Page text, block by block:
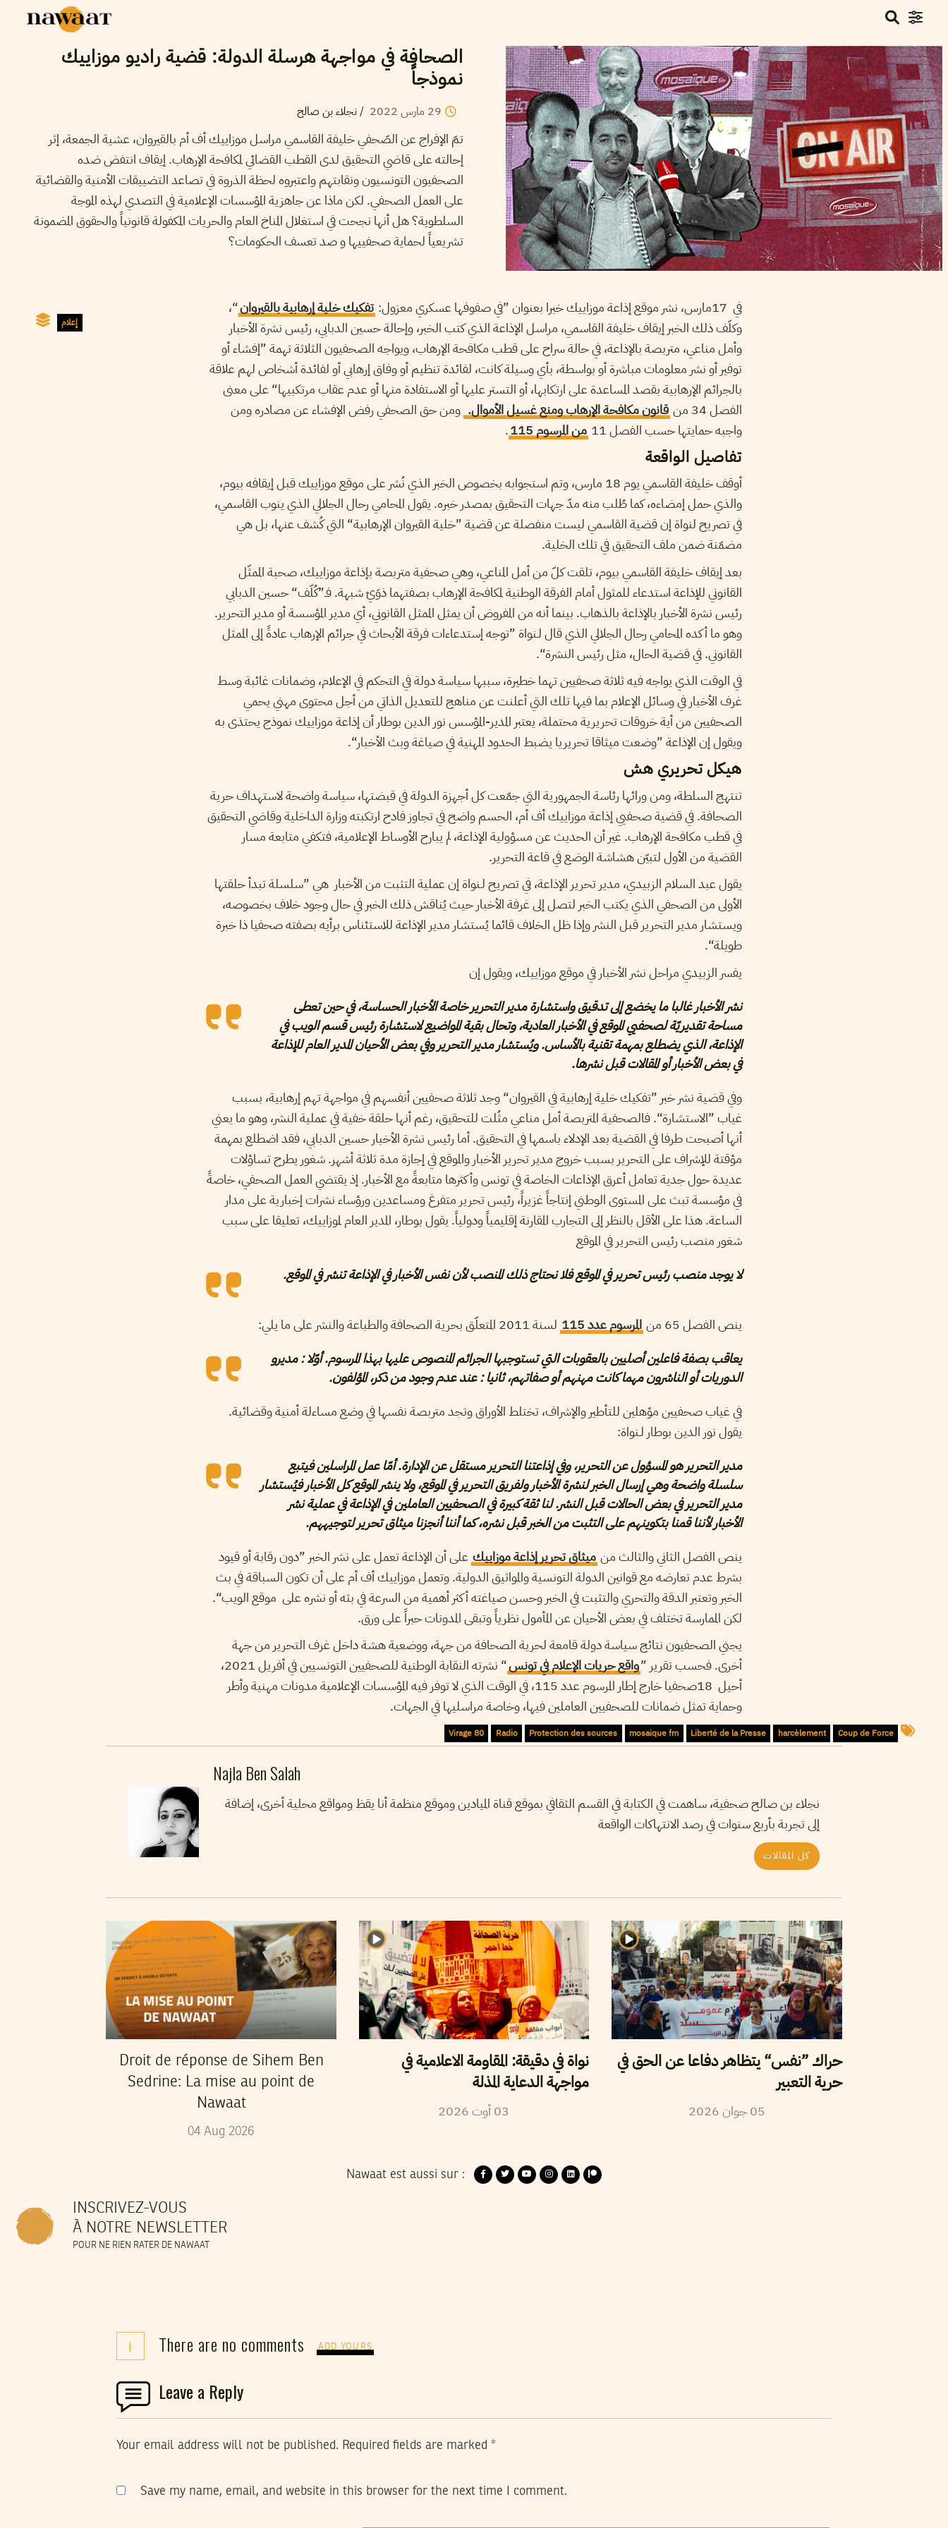
الصحافة في مواجهة هرسلة الدولة: قضية راديو موزاييك
نموذجاً
29 مارس 2022
/نجلاء بن صالح
تمّ الإفراج عن الصّحفي خليفة القاسمي مراسل موزاييك أف أم بالقيروان، عشية الجمعة، إثر
إحالته على قاضي التحقيق لدى القطب القضائي لمكافحة الإرهاب. إيقاف انتفض ضده
الصحفيون التونسيون ونقابتهم واعتبروه لحظة الذروة في تصاعد التضييقات الأمنية والقضائية
على العمل الصحفي. لكن ماذا عن جاهزية المؤسسات الإعلامية في التصدي لهذه الموجة
السلطوية؟ هل أنها نجحت في استغلال المناخ العام والحريات المكفولة قانونياً والحقوق المضمونة
تشريعياً لحماية صحفييها و صد تعسف الحكومات؟
إعلام
في 17مارس، نشر موقع إذاعة موزاييك خبرا بعنوان ”في صفوفها عسكري معزول: تفكيك خلية إرهابية بالقيروان“،
وكلّف ذلك الخبر إيقاف خليفة القاسمي، مراسل الإذاعة الذي كتب الخبر، وإحالة حسين الدبابي، رئيس نشرة الأخبار
وأمل مناعي، متربصة بالإذاعة، في حالة سراح على قطب مكافحة الإرهاب، ويواجه الصحفيون الثلاثة تهمة ”إفشاء أو
توفير أو نشر معلومات مباشرة أو بواسطة، بأي وسيلة كانت، لفائدة تنظيم أو وفاق إرهابي أو لفائدة أشخاص لهم علاقة
بالجرائم الإرهابية بقصد المساعدة على ارتكابها، أو التستر عليها أو الاستفادة منها أو عدم عقاب مرتكبيها“ على معنى
الفصل 34 من
قانون مكافحة الإرهاب ومنع غسيل الأموال. ومن حق الصحفي رفض الإفشاء عن مصادره ومن
واجبه حمايتها حسب الفصل 11
من المرسوم 115 .
تفاصيل الواقعة
أوقف خليفة القاسمي يوم 18 مارس، وتم استجوابه بخصوص الخبر الذي نُشر على موقع موزاييك قبل إيقافه بيوم،
والذي حمل إمضاءه، كما طُلب منه مدّ جهات التحقيق بمصدر خبره. يقول المحامي رحال الجلالي الذي ينوب القاسمي،
في تصريح لنواة إن قضية القاسمي ليست منفصلة عن قضية ”خلية القيروان الإرهابية“ التي كُشف عنها، بل هي
مضمّنة ضمن ملف التحقيق في تلك الخلية.
بعد إيقاف خليفة القاسمي بيوم، تلقت كلّ من أمل المناعي، وهي صحفية متربصة بإذاعة موزاييك، صحبة الممثّل
القانوني للإذاعة استدعاء للمثول أمام الفرقة الوطنية لمكافحة الإرهاب بصفتهما ذوَيْ شبهة. فـ”كُلّف“ حسين الدبابي
رئيس نشرة الأخبار بالإذاعة بالذهاب. بينما أنه من المفروض أن يمثل الممثل القانوني، أي مدير المؤسسة أو مدير التحرير.
وهو ما أكده المحامي رحال الجلالي الذي قال لـنواة ”توجه إستدعاءات فرقة الأبحاث في جرائم الإرهاب عادةً إلى الممثل
القانوني. في قضية الحال، مثل رئيس النشرة“.
في الوقت الذي يواجه فيه ثلاثة صحفيين تهما خطيرة، سببها سياسة دولة في التحكم في الإعلام، وضمانات غائبة وسط
غرف الأخبار في وسائل الإعلام بما فيها تلك التي أعلنت عن مناهج للتعديل الذاتي من أجل محتوى مهني يحمي
الصحفيين من أية خروقات تحريرية محتملة، يعتبر المدير-المؤسس نور الدين بوطار أن إذاعة موزاييك نموذج يحتذى به
ويقول إن الإذاعة ”وضعت ميثاقا تحريريا يضبط الحدود المهنية في صياغة وبث الأخبار“.
هيكل تحريري هش
تنتهج السلطة، ومن ورائها رئاسة الجمهورية التي جمّعت كل أجهزة الدولة في قبضتها، سياسة واضحة لاستهداف حرية
الصحافة. في قضية صحفيي إذاعة موزاييك أف أم، الحسم واضح في تجاوز فادح ارتكبته وزارة الداخلية وقاضي التحقيق
في قطب مكافحة الإرهاب. غير أن الحديث عن مسؤولية الإذاعة، لم يبارح الأوساط الإعلامية، فتكفي متابعة مسار
القضية من الأول لتبيّن هشاشة الوضع في قاعة التحرير.
يقول عبد السلام الزبيدي، مدير تحرير الإذاعة، في تصريح لـنواة إن عملية التثبت من الأخبار هي ”سلسلة تبدأ حلقتها
الأولى من الصحفي الذي يكتب الخبر لتصل إلى غرفة الأخبار حيث يُناقش ذلك الخبر في حال وجود خلاف بخصوصه،
ويستشار مدير التحرير قبل النشر وإذا ظل الخلاف قائما يُستشار مدير الإذاعة للاستئناس برأيه بصفته صحفيا ذا خبرة
طويلة“.
يفسر الزبيدي مراحل نشر الأخبار في موقع موزاييك، ويقول إن
نشر الأخبار غالبا ما يخضع إلى تدقيق واستشارة مدير التحرير خاصة الأخبار الحساسة، في حين تعطى
مساحة تقديريّة لصحفيي الموقع في الأخبار العادية، وتحال بقية المواضيع لاستشارة رئيس قسم الويب في
الإذاعة، الذي يضطلع بمهمة تقنية بالأساس. ويُستشار مدير التحرير وفي بعض الأحيان المدير العام للإذاعة
في بعض الأخبار أو المقالات قبل نشرها.
وفي قضية نشر خبر ”تفكيك خلية إرهابية في القيروان“ وجد ثلاثة صحفيين أنفسهم في مواجهة تهم إرهابية، بسبب
غياب ”الاستشارة“. فالصحفية المتربصة أمل مناعي مثُلت للتحقيق، رغم أنها حلقة خفية في عملية النشر، وهو ما يعني
أنها أصبحت طرفا في القضية بعد الإدلاء باسمها في التحقيق. أما رئيس نشرة الأخبار حسين الدبابي، فقد اضطلع بمهمة
مؤقتة للإشراف على التحرير بسبب خروج مدير تحرير الأخبار والموقع في إجازة مدة ثلاثة أشهر. شغور يطرح تساؤلات
عديدة حول جدية تعامل أعرق الإذاعات الخاصة في تونس وأكثرها متابعةً مع الأخبار. إذ يقتضي العمل الصحفي، خاصةً
في مؤسسة تبث على المستوى الوطني إنتاجاً غزيراً، رئيس تحرير متفرغ ومساعدين ورؤساء نشرات إخبارية على مدار
الساعة. هذا على الأقل بالنظر إلى التجارب المقارنة إقليمياً ودولياً. يقول بوطار، المدير العام لموزاييك، تعليقا على سبب
شغور منصب رئيس التحرير في الموقع
لا يوجد منصب رئيس تحرير في الموقع فلا نحتاج ذلك المنصب لأن نفس الأخبار في الإذاعة تنشر في الموقع.
ينص الفصل 65 من المرسوم عدد 115
لسنة 2011 المتعلّق بحرية الصحافة والطباعة والنشر على ما يلي:
يعاقب بصفة فاعلين أصليين بالعقوبات التي تستوجبها الجرائم المنصوص عليها بهذا المرسوم. أوّلا : مديرو
الدوريات أو الناشرون مهما كانت مهنهم أو صفاتهم، ثانيا : عند عدم وجود من ذكر، المؤلفون.
في غياب صحفيين مؤهلين للتأطير والإشراف، تختلط الأوراق وتجد متربصة نفسها في وضع مساءلة أمنية وقضائية.
يقول نور الدين بوطار لـنواة:
مدير التحرير هو المسؤول عن التحرير، وفي إذاعتنا التحرير مستقل عن الإدارة. أمّا عمل المراسلين فيتبع
سلسلة واضحة وهي إرسال الخبر لنشرة الأخبار ولفريق التحرير في الموقع، ولا ينشر الموقع كل الأخبار فيُستشار
مدير التحرير في بعض الحالات قبل النشر. لنا ثقة كبيرة في الصحفيين العاملين في الإذاعة في عملية نشر
الأخبار لأننا قمنا بتكوينهم على التثبت من الخبر قبل نشره، كما أننا أنجزنا ميثاق تحرير لتوجيههم.
ينص الفصل الثاني والثالث من ميثاق تحرير إذاعة موزاييك على أن الإذاعة تعمل على نشر الخبر ”دون رقابة أو قيود
بشرط عدم تعارضه مع قوانين الدولة التونسية والمواثيق الدولية. وتعمل موزاييك أف أم على أن تكون السباقة في بث
الخبر وتعتبر الدقة والتحري والتثبت في الخبر وحسن صياغته أكثر أهمية من السرعة في بثه أو نشره على موقع الويب“.
لكن الممارسة تختلف في بعض الأحيان عن المأمول نظرياً وتبقى المدونات حبراً على ورق.
يجني الصحفيون نتائج سياسة دولة قامعة لحرية الصحافة من جهة، ووضعية هشة داخل غرف التحرير من جهة
أخرى. فحسب تقرير ”واقع حريات الإعلام في تونس
“ نشرته النقابة الوطنية للصحفيين التونسيين في أفريل 2021،
أحيل 18صحفيا خارج إطار المرسوم عدد 115، في الوقت الذي لا توفر فيه المؤسسات الإعلامية مدونات مهنية وأطر
وحماية تمثل ضمانات للصحفيين العاملين فيها، وخاصة مراسليها في الجهات.
Coup de Force
harcèlement
Liberté de la Presse
mosaique fm
Protection des sources
Radio
Virage 80
Najla Ben Salah
نجلاء بن صالح صحفية، ساهمت في الكتابة في القسم الثقافي بموقع قناة الميادين وموقع منظمة أنا يقظ ومواقع محلية أخرى، إضافة
إلى تجربة بأربع سنوات في رصد الانتهاكات الواقعة
كل المقالات
Droit de réponse de Sihem Ben
Sedrine: La mise au point de
Nawaat
04 Aug 2026
نواة في دقيقة: المقاومة الاعلامية في
مواجهة الدعاية المذلة
03أوت 2026
حراك ”نفس“ يتظاهر دفاعا عن الحق في
حرية التعبير
05جوان2026
Nawaat est aussi sur :
INSCRIVEZ-VOUS
À NOTRE NEWSLETTER
POUR NE RIEN RATER DE NAWAAT
i There are no comments ADD YOURS
Leave a Reply
Your email address will not be published. Required fields are marked *
Save my name, email, and website in this browser for the next time I comment.